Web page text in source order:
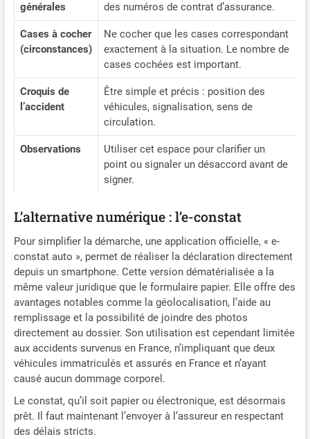
générales
des numéros de contrat d’assurance.
Cases à cocher
(circonstances)
Ne cocher que les cases correspondant
exactement à la situation. Le nombre de
cases cochées est important.
Croquis de
l’accident
Être simple et précis : position des
véhicules, signalisation, sens de
circulation.
Observations
Utiliser cet espace pour clarifier un
point ou signaler un désaccord avant de
signer.
L’alternative numérique : l’e-constat
Pour simplifier la démarche, une application officielle, « e-
constat auto », permet de réaliser la déclaration directement
depuis un smartphone. Cette version dématérialisée a la
même valeur juridique que le formulaire papier. Elle offre des
avantages notables comme la géolocalisation, l’aide au
remplissage et la possibilité de joindre des photos
directement au dossier. Son utilisation est cependant limitée
aux accidents survenus en France, n’impliquant que deux
véhicules immatriculés et assurés en France et n’ayant
causé aucun dommage corporel.
Le constat, qu’il soit papier ou électronique, est désormais
prêt. Il faut maintenant l’envoyer à l’assureur en respectant
des délais stricts.